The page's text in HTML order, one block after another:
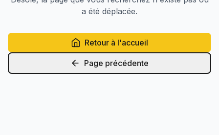
a été déplacée.
Retour à l'accueil
Page précédente